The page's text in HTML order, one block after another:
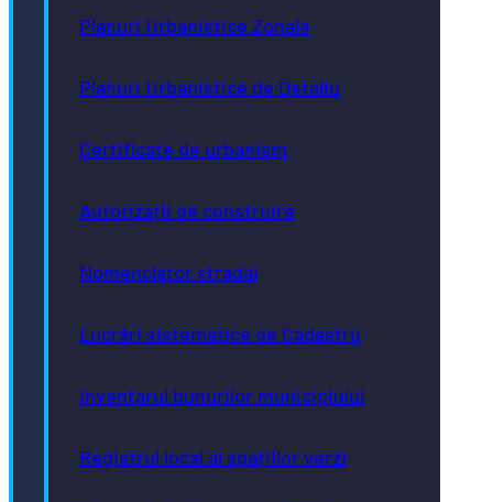
Planuri Urbanistice Zonale
Planuri Urbanistice de Detaliu
Certificate de urbanism
Autorizații de construire
Nomenclator stradal
Lucrări sistematice de Cadastru
Inventarul bunurilor municipiului
Registrul local al spațiilor verzi